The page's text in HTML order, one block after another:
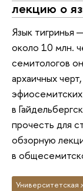
лекцию о
Язык тигринья
около 10 млн.
семитологов
архаичных
эфиосемитских
в
прочесть для
обзорную
в
Университетская